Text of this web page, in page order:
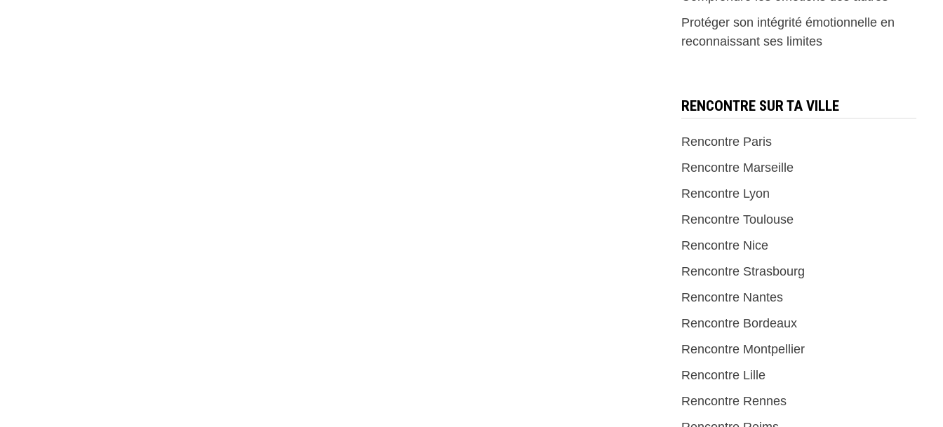
Protéger son intégrité émotionnelle en
reconnaissant ses limites
RENCONTRE SUR TA VILLE
Rencontre Paris
Rencontre Marseille
Rencontre Lyon
Rencontre Toulouse
Rencontre Nice
Rencontre Strasbourg
Rencontre Nantes
Rencontre Bordeaux
Rencontre Montpellier
Rencontre Lille
Rencontre Rennes